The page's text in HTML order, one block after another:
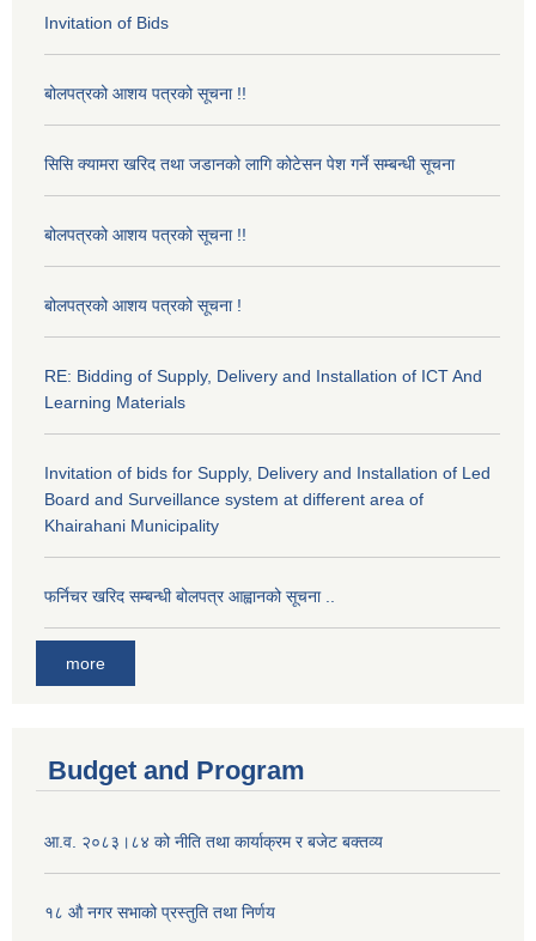
Invitation of Bids
बोलपत्रको आशय पत्रको सूचना !!
सिसि क्यामरा खरिद तथा जडानको लागि कोटेसन पेश गर्ने सम्बन्धी सूचना
बोलपत्रको आशय पत्रको सूचना !!
बोलपत्रको आशय पत्रको सूचना !
RE: Bidding of Supply, Delivery and Installation of ICT And
Learning Materials
Invitation of bids for Supply, Delivery and Installation of Led
Board and Surveillance system at different area of
Khairahani Municipality
फर्निचर खरिद सम्बन्धी बोलपत्र आह्वानको सूचना ..
more
Budget and Program
आ.व. २०८३।८४ को नीति तथा कार्याक्रम र बजेट बक्तव्य
१८ औ नगर सभाको प्रस्तुति तथा निर्णय